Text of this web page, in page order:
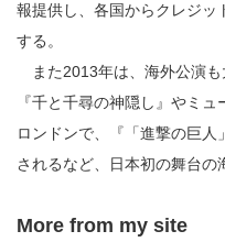
報提供し、各国からクレジッ
する。
また2013年は、海外公演も
『千と千尋の神隠し』やミ
ロンドンで、『「進撃の巨
されるなど、日本初の舞台の
More from my site